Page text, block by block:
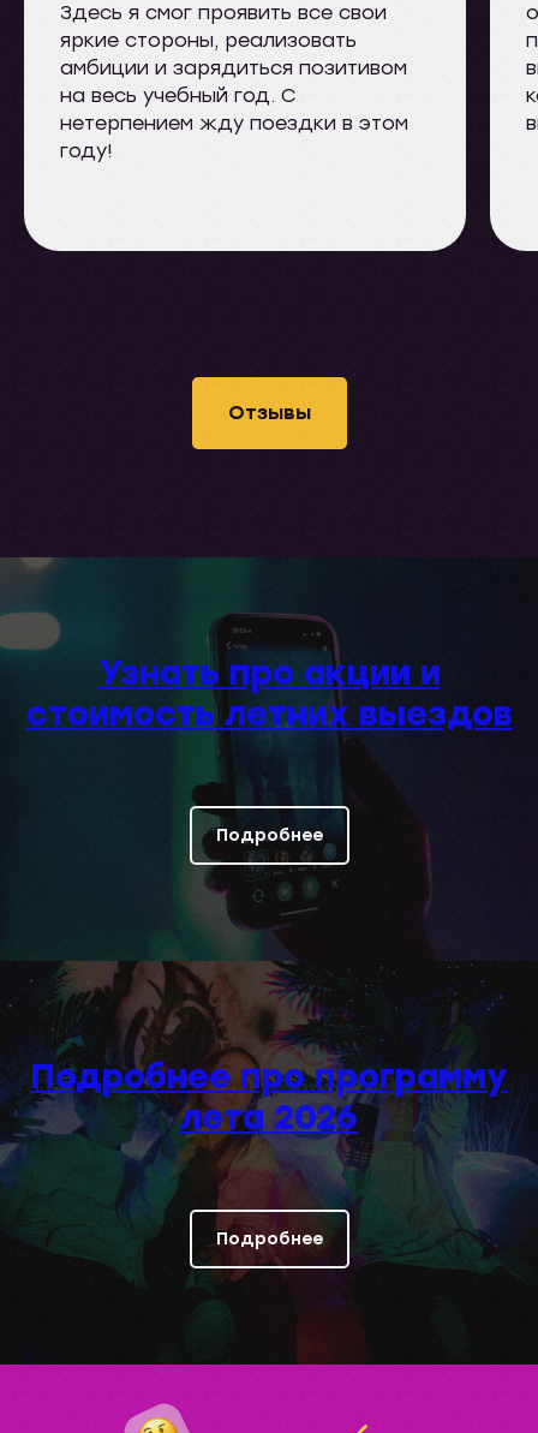
Здесь я смог проявить все свои
яркие стороны, реализовать
амбиции и зарядиться позитивом
на весь учебный год. С
нетерпением жду поездки в этом
году!
Отзывы
Узнать про акции и
стоимость летних выездов
Подробнее
Подробнее про программу
лета 2026
Подробнее